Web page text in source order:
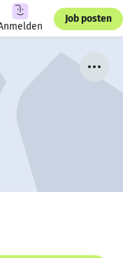
Job posten